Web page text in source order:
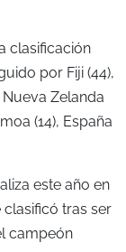
clasificación
por Fiji (44),
Nueva Zelanda
(14), España
este año en
clasificó tras ser
campeón